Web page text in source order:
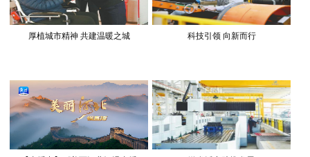
厚植城市精神 共建温暖之城 科技引领 向新而行